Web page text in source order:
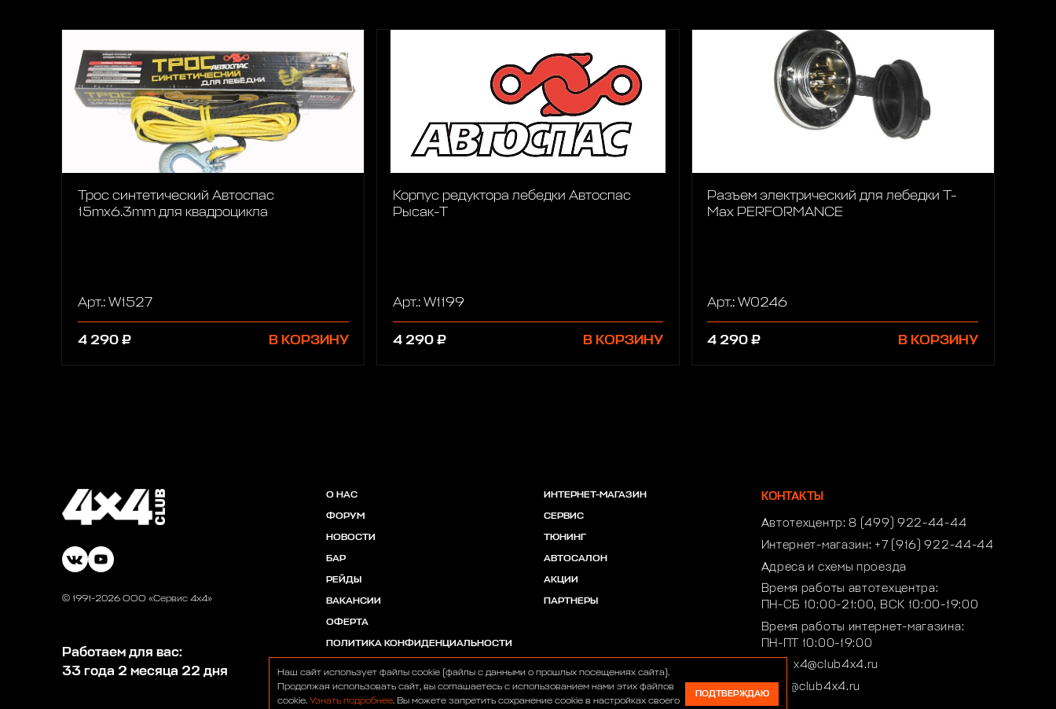
Трос синтетический Автоспас
15mx6.3mm для квадроцикла
Арт.: W1527
4 290 ₽ В КОРЗИНУ
Корпус редуктора лебедки Автоспас
Рысак-Т
Арт.: W1199
4 290 ₽ В КОРЗИНУ
Разъем электрический для лебедки T-
Max PERFORMANCE
Арт.: W0246
4 290 ₽ В КОРЗИНУ
© 1991-2026 ООО «Сервис 4х4»
Работаем для вас:
33 года 2 месяца 22 дня
О НАС
ФОРУМ
НОВОСТИ
БАР
РЕЙДЫ
ВАКАНСИИ
ОФЕРТА
ПОЛИТИКА КОНФИДЕНЦИАЛЬНОСТИ
ИНТЕРНЕТ-МАГАЗИН
СЕРВИС
ТЮНИНГ
АВТОСАЛОН
АКЦИИ
ПАРТНЕРЫ
КОНТАКТЫ
Автотехцентр:8 (499) 922-44-44
Интернет-магазин: +7 (916) 922-44-44
Адреса и схемы проезда
Время работы автотехцентра:
ПН-СБ 10:00-21:00, ВСК 10:00-19:00
Время работы интернет-магазина:
ПН-ПТ 10:00-19:00
club4x4@club4x4.ru
shop@club4x4.ru
Наш сайт использует файлы cookie (файлы с данными о прошлых посещениях сайта).
Продолжая использовать сайт, вы соглашаетесь с использованием нами этих файлов
cookie. Узнать подробнее. Вы можете запретить сохранение cookie в настройках своего
ПОДТВЕРЖДАЮ